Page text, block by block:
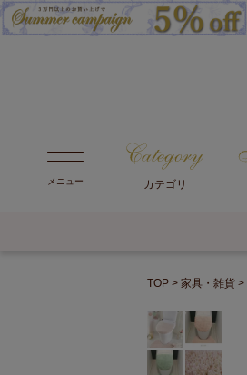
メニュー カテゴリ
TOP 家具・雑貨